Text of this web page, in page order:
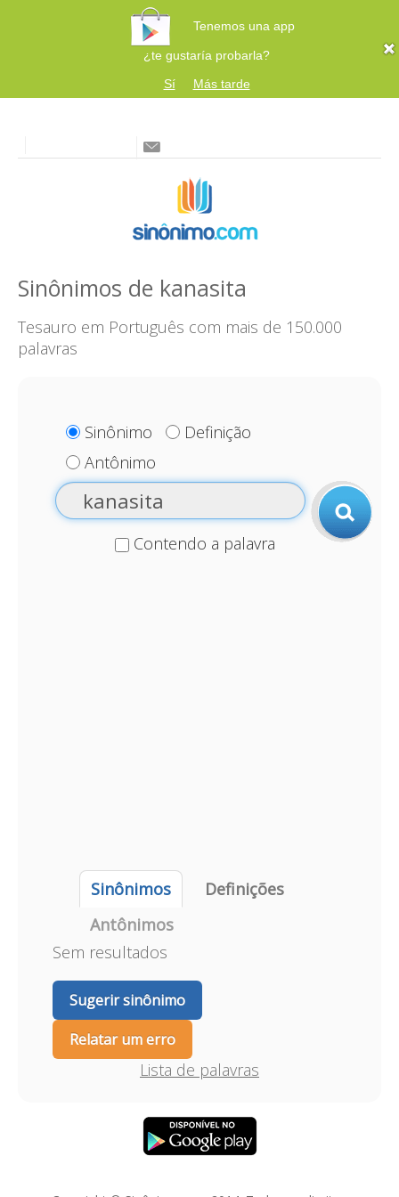
Tenemos una app
¿te gustaría probarla?
Sí
Más tarde
Sinônimos de kanasita
Tesauro em Português com mais de 150.000
palavras
Sinônimo
Definição
Antônimo
Contendo a palavra
Sinônimos
Definições
Antônimos
Sem resultados
Sugerir sinônimo
Relatar um erro
Lista de palavras